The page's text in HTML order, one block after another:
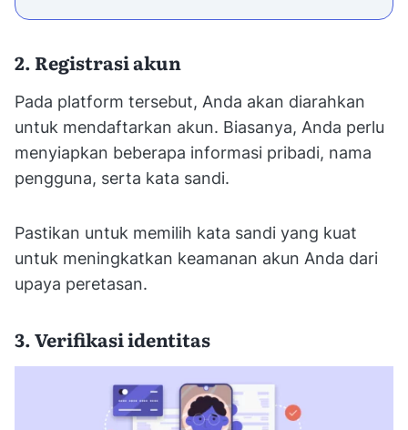
2. Registrasi akun
Pada platform tersebut, Anda akan diarahkan
untuk mendaftarkan akun. Biasanya, Anda perlu
menyiapkan beberapa informasi pribadi, nama
pengguna, serta kata sandi.
Pastikan untuk memilih kata sandi yang kuat
untuk meningkatkan keamanan akun Anda dari
upaya peretasan.
3. Verifikasi identitas